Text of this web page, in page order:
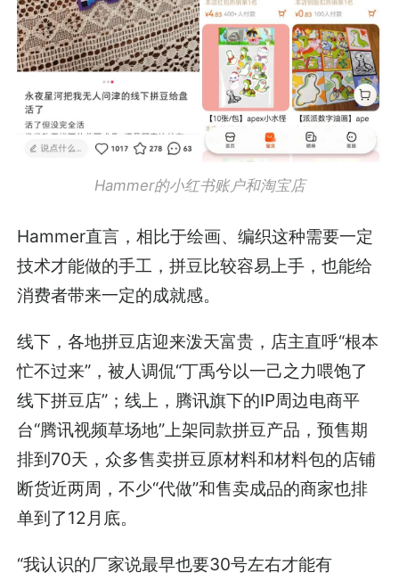
Hammer的小红书账户和淘宝店
Hammer直言，相比于绘画、编织这种需要一定
技术才能做的手工，拼豆比较容易上手，也能给
消费者带来一定的成就感。
线下，各地拼豆店迎来泼天富贵，店主直呼“根本
忙不过来”，被人调侃“丁禹兮以一己之力喂饱了
线下拼豆店”；线上，腾讯旗下的IP周边电商平
台“腾讯视频草场地”上架同款拼豆产品，预售期
排到70天，众多售卖拼豆原材料和材料包的店铺
断货近两周，不少“代做”和售卖成品的商家也排
单到了12月底。
“我认识的厂家说最早也要30号左右才能有